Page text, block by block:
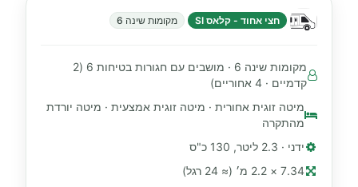
חצי אחוד - קלאס SI מקומות שינה 6
מקומות שינה 6 · מושבים עם חגורות בטיחות 6 (2
קדמיים · 4 אחוריים)
מיטה זוגית אחורית · מיטה זוגית אמצעית · מיטה יורדת
מהתקרה
ידני · 2.3 ליטר, 130 כ"ס
7.34 × 2.2 מ׳ (≈ 24 רגל)